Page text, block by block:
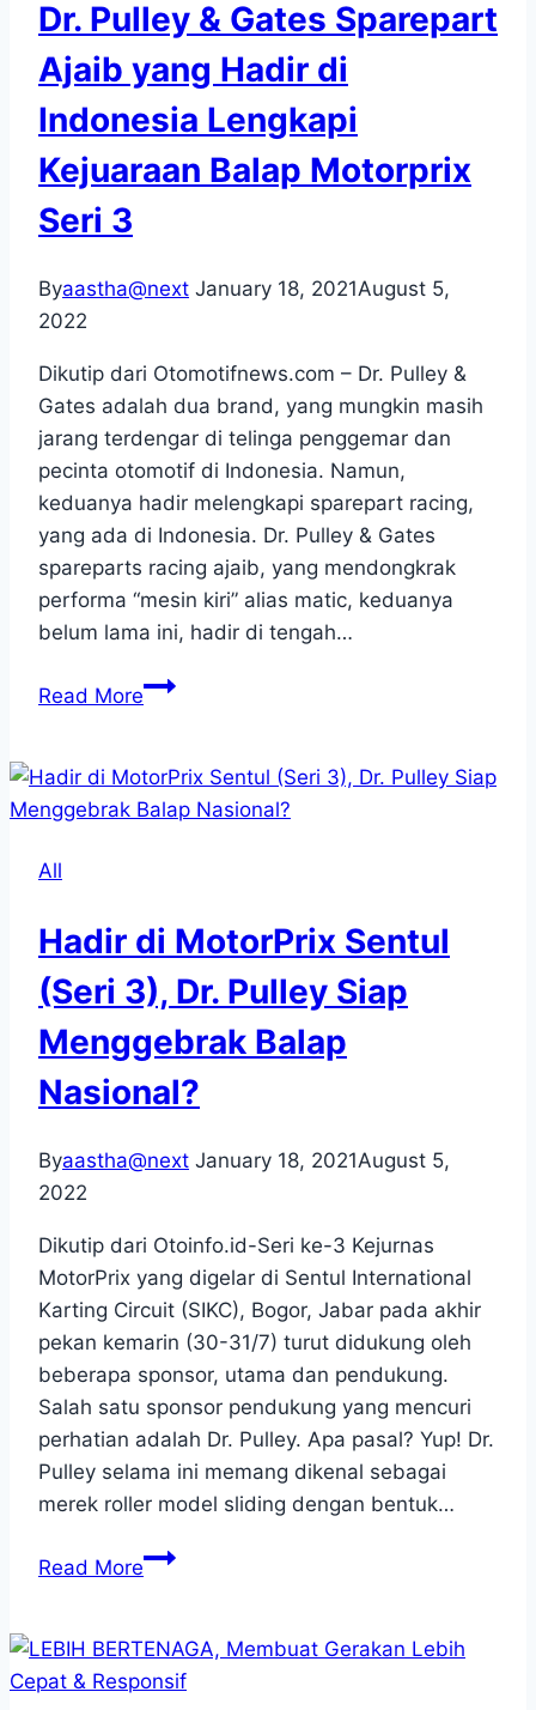
Dr. Pulley & Gates Sparepart
Ajaib yang Hadir di
Indonesia Lengkapi
Kejuaraan Balap Motorprix
Seri 3
Byaastha@next January 18, 2021August 5,
2022
Dikutip dari Otomotifnews.com – Dr. Pulley &
Gates adalah dua brand, yang mungkin masih
jarang terdengar di telinga penggemar dan
pecinta otomotif di Indonesia. Namun,
keduanya hadir melengkapi sparepart racing,
yang ada di Indonesia. Dr. Pulley & Gates
spareparts racing ajaib, yang mendongkrak
performa “mesin kiri” alias matic, keduanya
belum lama ini, hadir di tengah…
Read MoreDr.
Gates
Sparepart
di
Indonesia
Lengkapi
Kejuaraan
Motorprix
3
All
Hadir di MotorPrix Sentul
(Seri 3), Dr. Pulley Siap
Menggebrak Balap
Nasional?
Byaastha@next January 18, 2021August 5,
2022
Dikutip dari Otoinfo.id-Seri ke-3 Kejurnas
MotorPrix yang digelar di Sentul International
Karting Circuit (SIKC), Bogor, Jabar pada akhir
pekan kemarin (30-31/7) turut didukung oleh
beberapa sponsor, utama dan pendukung.
Salah satu sponsor pendukung yang mencuri
perhatian adalah Dr. Pulley. Apa pasal? Yup! Dr.
Pulley selama ini memang dikenal sebagai
merek roller model sliding dengan bentuk…
Read MoreHadir
Sentul
(Seri